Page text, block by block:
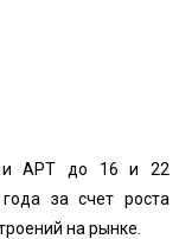
и APT до 16 и 22
за счет роста
на рынке.